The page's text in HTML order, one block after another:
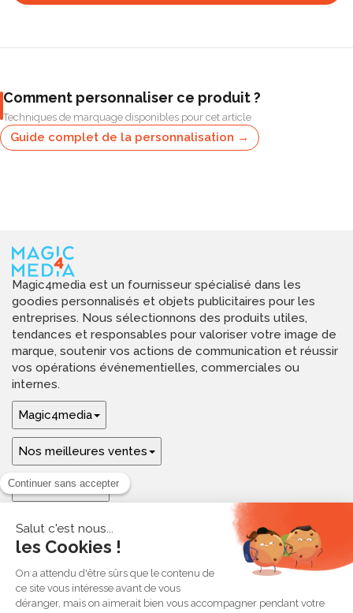
Comment personnaliser ce produit ?
Techniques de marquage disponibles pour cet article
Guide complet de la personnalisation →
Magic4media est un fournisseur spécialisé dans les
goodies personnalisés et objets publicitaires pour les
entreprises. Nous sélectionnons des produits utiles,
tendances et responsables pour valoriser votre image de
marque, soutenir vos actions de communication et réussir
vos opérations événementielles, commerciales ou
internes.
Magic4media
Nos meilleures ventes
Guides & aide
Ressources & inspirations